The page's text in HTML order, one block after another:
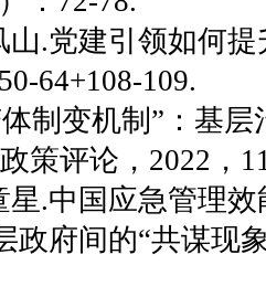
山.党建引领如
64+108-109.
体制变机制”：基
策评论，2022，
星.中国应急管理
政府间的“共谋